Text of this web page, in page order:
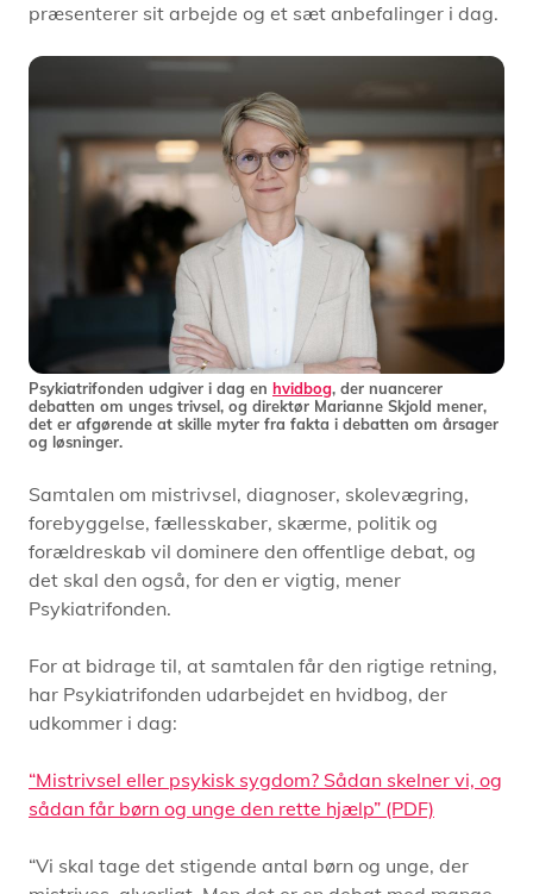
præsenterer sit arbejde og et sæt anbefalinger i dag.
Psykiatrifonden udgiver i dag en hvidbog, der nuancerer
debatten om unges trivsel, og direktør Marianne Skjold mener,
det er afgørende at skille myter fra fakta i debatten om årsager
og løsninger.
Samtalen om mistrivsel, diagnoser, skolevægring,
forebyggelse, fællesskaber, skærme, politik og
forældreskab vil dominere den offentlige debat, og
det skal den også, for den er vigtig, mener
Psykiatrifonden.
For at bidrage til, at samtalen får den rigtige retning,
har Psykiatrifonden udarbejdet en hvidbog, der
udkommer i dag:
“Mistrivsel eller psykisk sygdom? Sådan skelner vi, og
sådan får børn og unge den rette hjælp” (PDF)
“Vi skal tage det stigende antal børn og unge, der